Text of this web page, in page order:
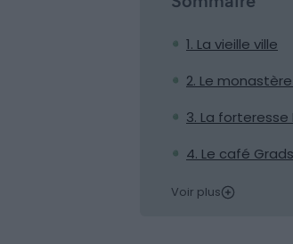
1. La vieille ville
2. Le
3. La forteresse
4. Le café
Voir plus